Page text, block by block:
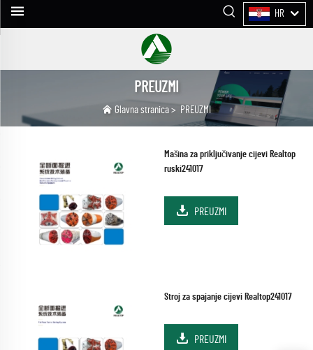
HR
PREUZMI
Glavna stranica > PREUZMI
Mašina za priključivanje cijevi Realtop
ruski241017
PREUZMI
Stroj za spajanje cijevi Realtop241017
PREUZMI